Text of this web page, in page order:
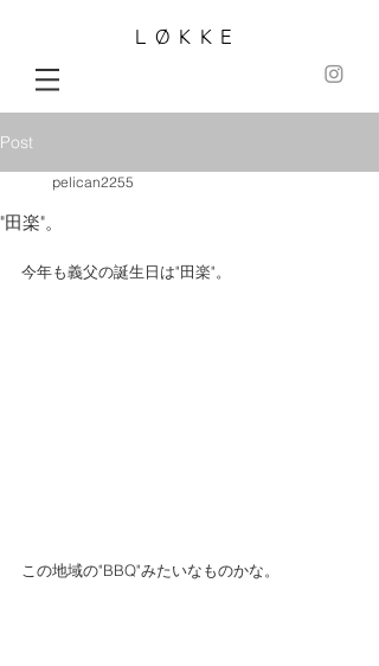
LØKKE
Post
"田楽"。
pelican2255
今年も義父の誕生日は"田楽"。
この地域の"BBQ"みたいなものかな。